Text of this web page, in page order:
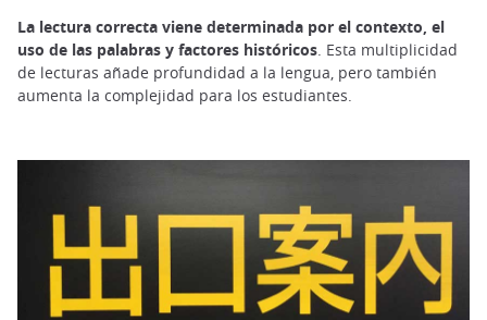
La lectura correcta viene determinada por el contexto, el
uso de las palabras y factores históricos . Esta multiplicidad
de lecturas añade profundidad a la lengua, pero también
aumenta la complejidad para los estudiantes.